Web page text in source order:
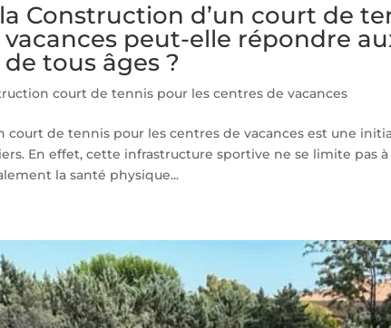
Construction d’un court de
peut-elle répondre
tous âges ?
court de tennis pour les centres de vacances
court de tennis pour les centres de vacances est une
En effet, cette infrastructure sportive ne se limite pas
la santé physique...